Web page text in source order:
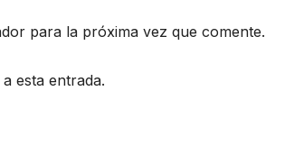
para la próxima vez que comente.
esta entrada.